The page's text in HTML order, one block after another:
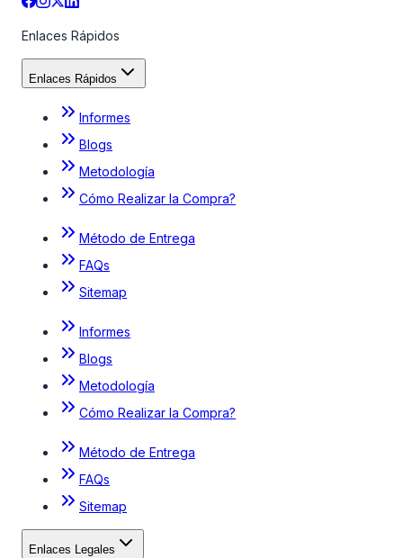
Enlaces Rápidos
Enlaces Rápidos
Informes
Blogs
Metodología
Cómo Realizar la Compra?
Método de Entrega
FAQs
Sitemap
Informes
Blogs
Metodología
Cómo Realizar la Compra?
Método de Entrega
FAQs
Sitemap
Enlaces Legales